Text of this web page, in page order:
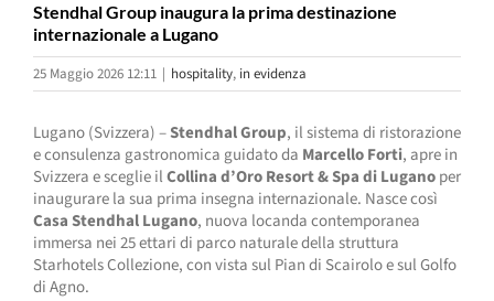
Stendhal Group inaugura la prima destinazione
internazionale a Lugano
25 Maggio 2026 12:11 | hospitality, in evidenza
Lugano (Svizzera) –Stendhal Group, il sistema di ristorazione
e consulenza gastronomica guidato da Marcello Forti, apre in
Svizzera e sceglie ilCollina d’Oro Resort & Spa di Luganoper
inaugurare la sua prima insegna internazionale. Nasce così
Casa Stendhal Lugano, nuova locanda contemporanea
immersa nei 25 ettari di parco naturale della struttura
Starhotels Collezione, con vista sul Pian di Scairolo e sul Golfo
di Agno.